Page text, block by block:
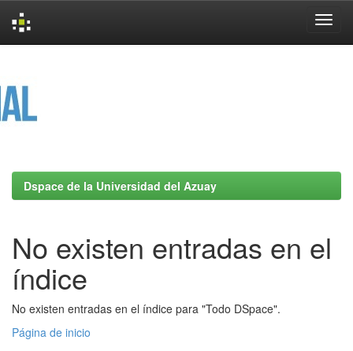
Dspace de la Universidad del Azuay
No existen entradas en el
índice
No existen entradas en el índice para "Todo DSpace".
Página de inicio